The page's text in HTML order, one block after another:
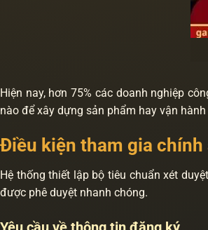
Hiện nay, hơn 75% các doanh nghiệp
nào để xây dựng sản phẩm hay vận
Điều kiện tham gia
Hệ thống thiết lập bộ tiêu chuẩn xét
được phê duyệt nhanh chóng.